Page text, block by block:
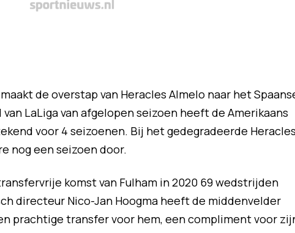
de overstap van Heracles Almelo naar het
van LaLiga van afgelopen seizoen heeft de Amerikaans
voor 4 seizoenen. Bij het gedegradeerde Heracles
nog een seizoen door.
komst van Fulham in 2020 69 wedstrijden
directeur Nico-Jan Hoogma heeft de middenvelder
prachtige transfer voor hem, een compliment voor